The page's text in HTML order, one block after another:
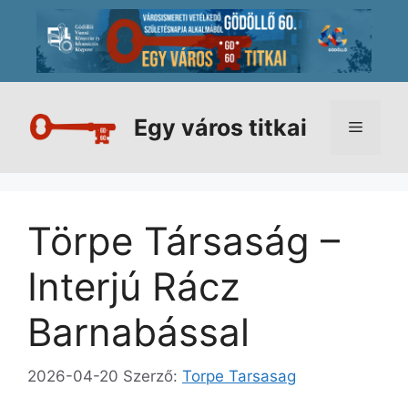
tartalomba
Egy város titkai Menü
Törpe Társaság –
Interjú Rácz
Barnabással
2026-04-20 Szerző: Torpe Tarsasag